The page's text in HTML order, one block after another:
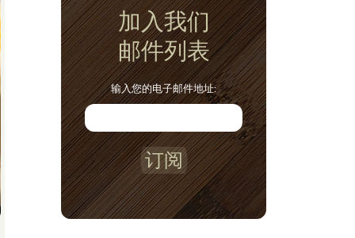
加入我们
邮件列表
输入您的电子邮件地址:
订阅